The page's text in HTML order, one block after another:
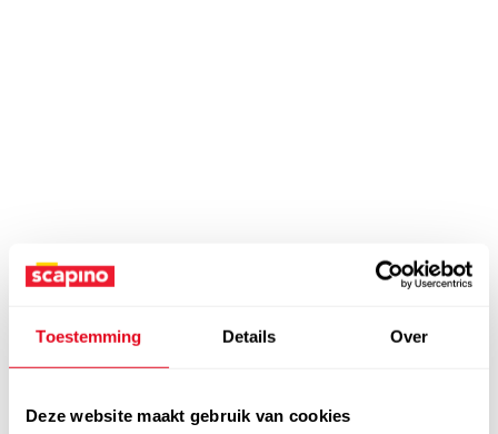
Toestemming Details Over
Deze website maakt gebruik van cookies